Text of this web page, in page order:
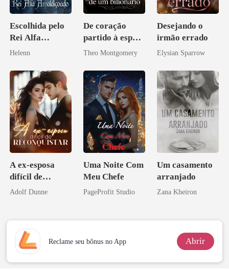
Escolhida pelo
Rei Alfa
Amaldiçoado
Helenn
De coração
partido à esposa
de um bilionário
Theo Montgomery
Desejando o
irmão errado
Elysian Sparrow
A ex-esposa
difícil de
reconquistar
Adolf Dunne
Uma Noite Com
Meu Chefe
PageProfit Studio
Um casamento
arranjado
Zana Kheiron
Reclame seu bônus no App Abrir